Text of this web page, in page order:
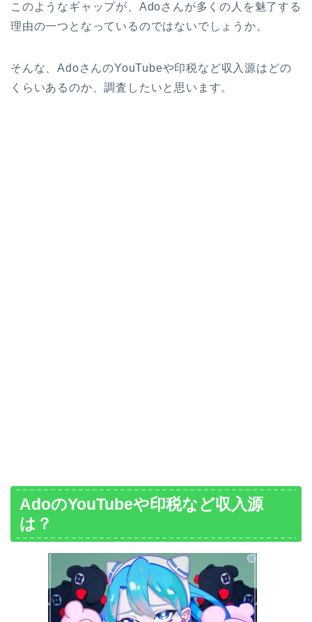
このようなギャップが、Adoさんが多くの人を魅了する
理由の一つとなっているのではないでしょうか。
そんな、AdoさんのYouTubeや印税など収入源はどの
くらいあるのか、調査したいと思います。
AdoのYouTubeや印税など収入源
は？